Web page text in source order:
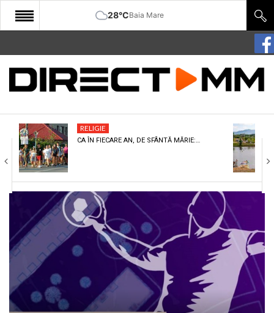
28°CBaia Mare
START
COMUNITATE
CULTURA
ECONOMIE
SANATATE
SPORT
SPECIAL
POLITIC
LIFE
RELIGIE
CA ÎN FIECARE AN, DE SFÂNTĂ MĂRIE:…